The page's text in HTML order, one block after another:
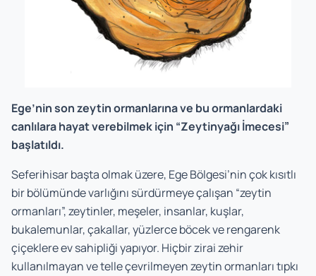
Ege’nin son zeytin ormanlarına ve bu ormanlardaki
canlılara hayat verebilmek için “Zeytinyağı İmecesi”
başlatıldı.
Seferihisar başta olmak üzere, Ege Bölgesi’nin çok kısıtlı
bir bölümünde varlığını sürdürmeye çalışan “zeytin
ormanları”, zeytinler, meşeler, insanlar, kuşlar,
bukalemunlar, çakallar, yüzlerce böcek ve rengarenk
çiçeklere ev sahipliği yapıyor. Hiçbir zirai zehir
kullanılmayan ve telle çevrilmeyen zeytin ormanları tıpkı